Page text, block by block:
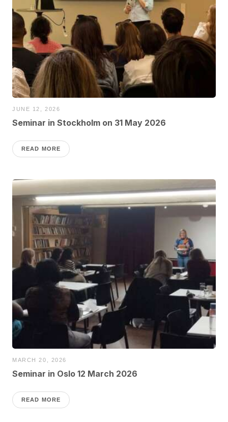
JUNE 12, 2026
Seminar in Stockholm on 31 May 2026
READ MORE
MARCH 20, 2026
Seminar in Oslo 12 March 2026
READ MORE